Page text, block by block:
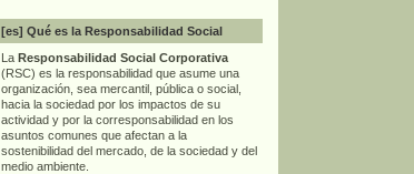
[es] Qué es la Responsabilidad Social
La Responsabilidad Social Corporativa
(RSC) es la responsabilidad que asume una
organización, sea mercantil, pública o social,
hacia la sociedad por los impactos de su
actividad y por la corresponsabilidad en los
asuntos comunes que afectan a la
sostenibilidad del mercado, de la sociedad y del
medio ambiente.